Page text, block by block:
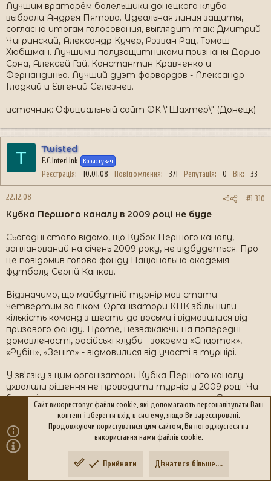
Лучшим вратарём болельщики донецкого клуба
выбрали Андрея Пятова. Идеальная линия защиты,
согласно итогам голосования, выглядит так: Дмитрий
Чигринский, Александр Кучер, Рэзван Рац, Томаш
Хюбшман. Лучшими полузащитниками признаны Дарио
Срна, Алексей Гай, Константин Кравченко и
Фернандиньо. Лучший дуэт форвардов - Александр
Гладкий и Евгений Селезнёв.
источник: Официальный сайт ФК \"Шахтер\" (Донецк)
T Twisted
F.C.InterLink Користувач
Реєстрація 10.01.08 Повідомлення 371 Репутація 0 Вік 33
22.12.08 #1 310
Кубка Першого каналу в 2009 році не буде
Сьогодні стало відомо, що Кубок Першого каналу,
запланований на січень 2009 року, не відбудеться. Про
це повідомив голова фонду Національна академія
футболу Сергій Капков.
Відзначимо, що майбутній турнір мав стати
четвертим за ліком. Організатори КПК збільшили
кількість команд з шести до восьми і відмовилися від
призового фонду. Проте, незважаючи на попередні
домовленості, російські клуби - зокрема «Спартак»,
«Рубін», «Зеніт» - відмовилися від участі в турнірі.
У зв'язку з цим організатори Кубка Першого каналу
ухвалили рішення не проводити турнір у 2009 році. Чи
буде він проводитися надалі – поки невідомо. Таким
чином, київське «Динамо», яке виграло КПК в 2008 році,
залишається чинним володарем головного призу
турніру ще як мінімум на рік.
Зверху
Сайт використовує файли cookie, які допомагають персоналізувати Ваш
контент і зберегти вхід в систему, якщо Ви зареєстровані.
Продовжуючи користуватися цим сайтом, Ви погоджуєтеся на
використання нами файлів cookie.
Прийняти Дізнатися більше....